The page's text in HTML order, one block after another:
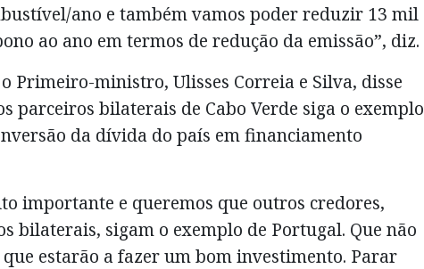
ano e também vamos poder reduzir 13 mil
ao ano em termos de redução da emissão”, diz.
Primeiro-ministro, Ulisses Correia e Silva, disse
parceiros bilaterais de Cabo Verde siga o exemplo
da dívida do país em financiamento
importante e queremos que outros credores,
bilaterais, sigam o exemplo de Portugal. Que não
estarão a fazer um bom investimento. Parar